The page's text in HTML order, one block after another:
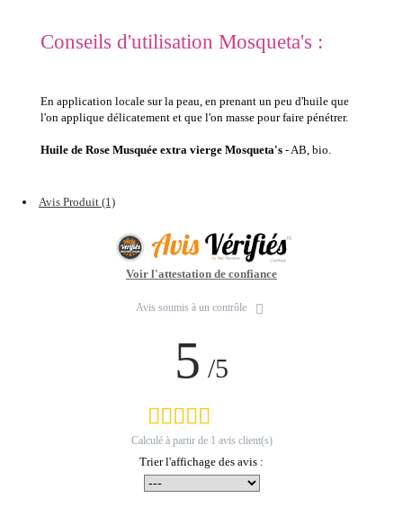
Conseils d'utilisation Mosqueta's :
En application locale sur la peau, en prenant un peu d'huile que
l'on applique délicatement et que l'on masse pour faire pénétrer.
Huile de Rose Musquée extra vierge Mosqueta's - AB, bio.
Avis Produit (1)
Voir l'attestation de confiance
Avis soumis à un contrôle
5 /5
Calculé à partir de 1 avis client(s)
Trier l'affichage des avis :